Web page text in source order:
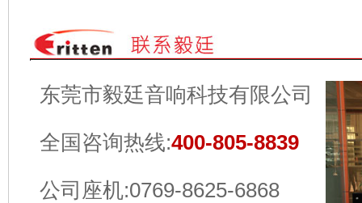
东莞市毅廷音响科技有限公司
全国咨询热线:400-805-8839
公司座机:0769-8625-6868